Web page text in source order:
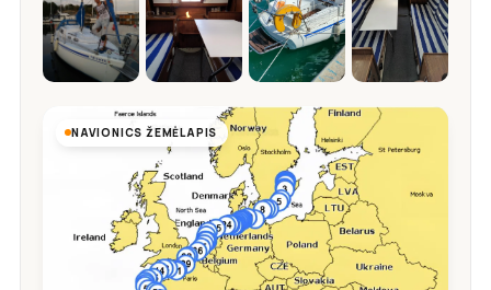
NAVIONICS ŽEMĖLAPIS